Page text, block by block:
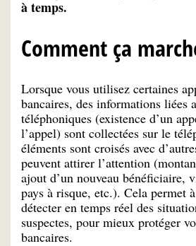
à temps.
Comment ça
Lorsque vous utilisez certaines
bancaires, des informations liées
téléphoniques (existence d’un
l’appel) sont collectées sur le
éléments sont croisés avec
peuvent attirer l’attention
ajout d’un nouveau bénéficiaire,
pays à risque, etc.). Cela permet
détecter en temps réel des
suspectes, pour mieux protéger
bancaires.